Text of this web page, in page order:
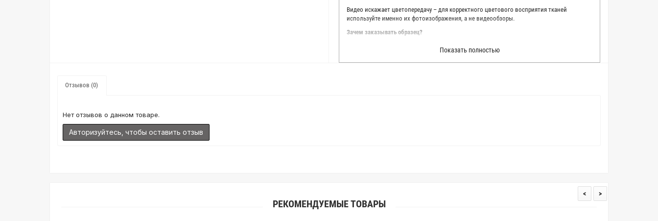
Видео искажает цветопередачу – для корректного цветового восприятия тканей
используйте именно их фотоизображения, а не видеообзоры.
Зачем заказывать образец?
Мы делаем все возможное, чтобы точно описать цвет каждой ткани из нашего каталога.
Мы осматриваем и фотографируем каждую ткань в естественном свете, стараемся
находить только правильные цветовые условия и описания. Но несмотря на наши
Показать полностью
Отзывов (0)
Нет отзывов о данном товаре.
Авторизуйтесь, чтобы оставить отзыв
РЕКОМЕНДУЕМЫЕ ТОВАРЫ
< >